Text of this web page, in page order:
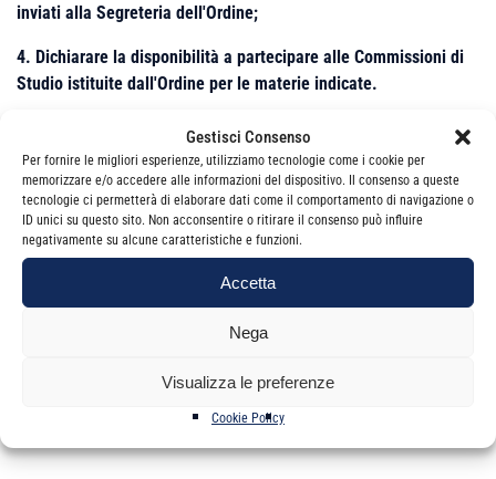
Gestisci Consenso
Per fornire le migliori esperienze, utilizziamo tecnologie come i cookie per
memorizzare e/o accedere alle informazioni del dispositivo. Il consenso a queste
tecnologie ci permetterà di elaborare dati come il comportamento di navigazione o
ID unici su questo sito. Non acconsentire o ritirare il consenso può influire
negativamente su alcune caratteristiche e funzioni.
Accetta
Nega
Visualizza le preferenze
Cookie Policy
inviati alla Segreteria dell'Ordine;
4. Dichiarare la disponibilità a partecipare alle Commissioni di
Studio istituite dall'Ordine per le materie indicate.
E’ possibile scegliere massimo due Aree di Attività e per
ciascuna di esse massimo due sub-aree
Ringraziando per la collaborazione e ricordando che la
Segreteria dell’Ordine resta a disposizione per eventuali ed
ulteriori chiarimenti, Ti porgo i miei più cordiali saluti